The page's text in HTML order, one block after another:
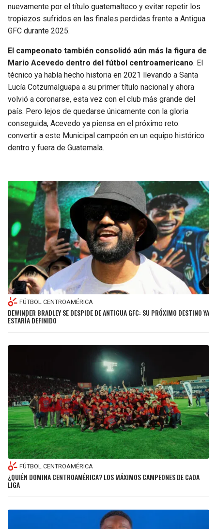
nuevamente por el título guatemalteco y evitar repetir los
tropiezos sufridos en las finales perdidas frente a Antigua
GFC durante 2025.
El campeonato también consolidó aún más la figura de
Mario Acevedo dentro del fútbol centroamericano. El
técnico ya había hecho historia en 2021 llevando a Santa
Lucía Cotzumalguapa a su primer título nacional y ahora
volvió a coronarse, esta vez con el club más grande del
país. Pero lejos de quedarse únicamente con la gloria
conseguida, Acevedo ya piensa en el próximo reto:
convertir a este Municipal campeón en un equipo histórico
dentro y fuera de Guatemala.
FÚTBOL CENTROAMÉRICA
DEWINDER BRADLEY SE DESPIDE DE ANTIGUA GFC: SU PRÓXIMO DESTINO YA
ESTARÍA DEFINIDO
FÚTBOL CENTROAMÉRICA
¿QUIÉN DOMINA CENTROAMÉRICA? LOS MÁXIMOS CAMPEONES DE CADA
LIGA